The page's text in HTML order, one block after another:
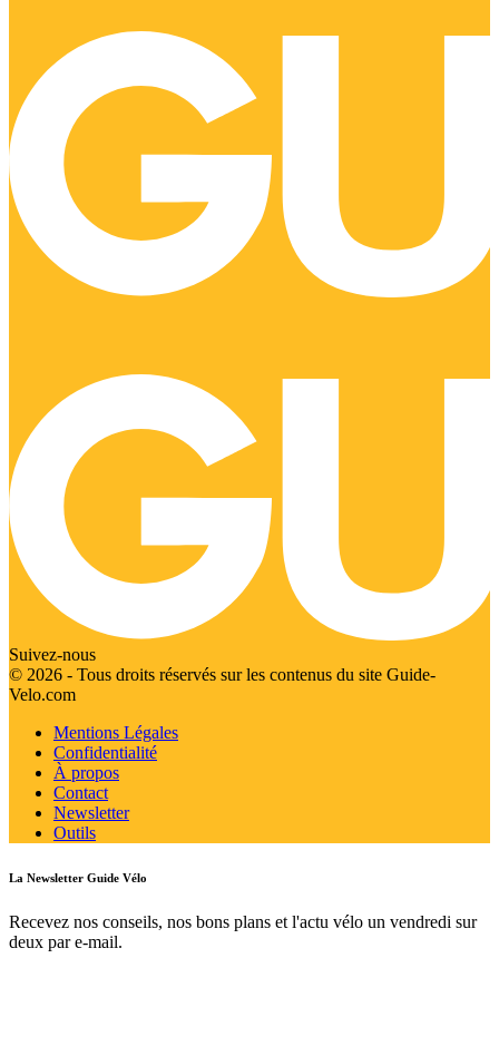
Suivez-nous
© 2026 - Tous droits réservés sur les contenus du site Guide-
Velo.com
Mentions Légales
Confidentialité
À propos
Contact
Newsletter
Outils
La Newsletter Guide Vélo
Recevez nos conseils, nos bons plans et l'actu vélo un vendredi sur
deux par e-mail.